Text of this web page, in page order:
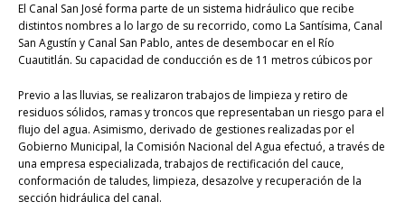
El Canal San José forma parte de un sistema hidráulico que recibe
distintos nombres a lo largo de su recorrido, como La Santísima, Canal
San Agustín y Canal San Pablo, antes de desembocar en el Río
Cuautitlán. Su capacidad de conducción es de 11 metros cúbicos por
Previo a las lluvias, se realizaron trabajos de limpieza y retiro de
residuos sólidos, ramas y troncos que representaban un riesgo para el
flujo del agua. Asimismo, derivado de gestiones realizadas por el
Gobierno Municipal, la Comisión Nacional del Agua efectuó, a través de
una empresa especializada, trabajos de rectificación del cauce,
conformación de taludes, limpieza, desazolve y recuperación de la
sección hidráulica del canal.